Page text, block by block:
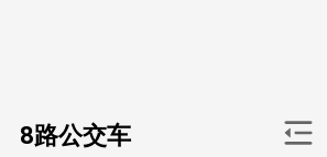
8路公交车